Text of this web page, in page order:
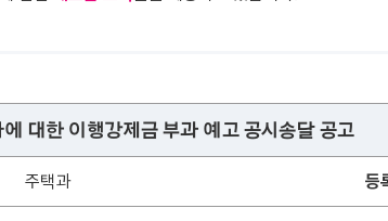
대한 이행강제금 부과 예고 공시송달 공고
주택과 등